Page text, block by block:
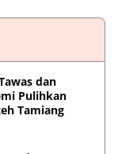
dan
Pulihkan
Tamiang